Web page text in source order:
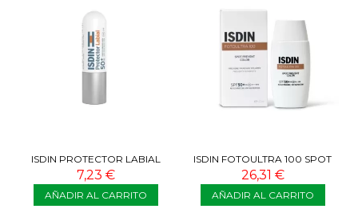
ISDIN PROTECTOR LABIAL
SPF50+ 4G
7,23 €
AÑADIR AL CARRITO
ISDIN FOTOULTRA 100 SPOT
PREVENT COLOR 50 ML
26,31 €
AÑADIR AL CARRITO